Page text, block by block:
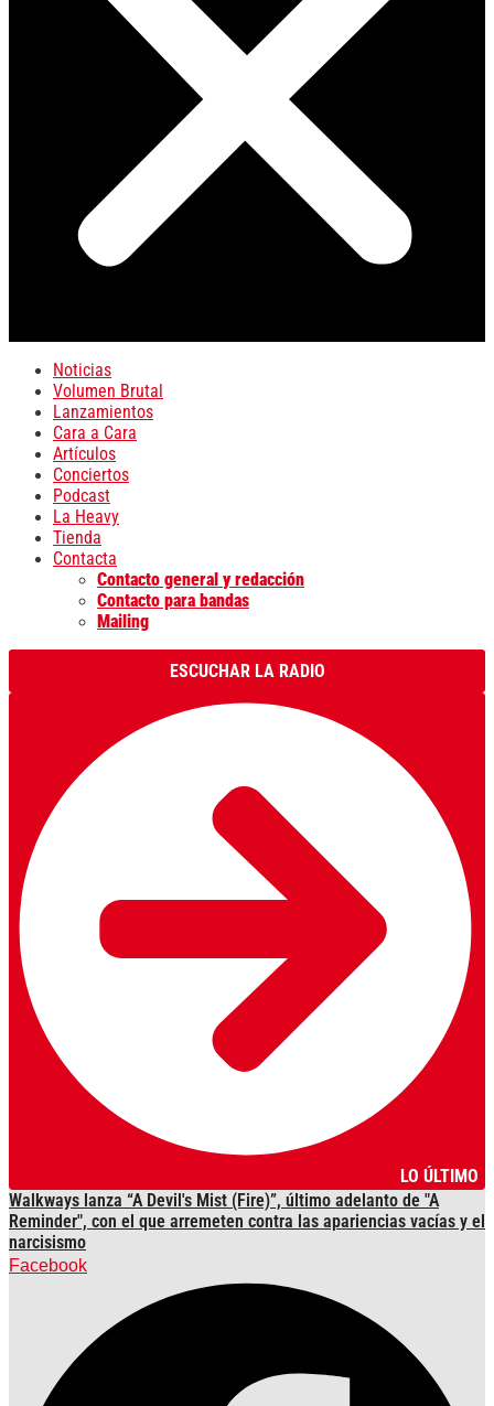
Noticias
Volumen Brutal
Lanzamientos
Cara a Cara
Artículos
Conciertos
Podcast
La Heavy
Tienda
Contacta
Contacto general y redacción
Contacto para bandas
Mailing
ESCUCHAR LA RADIO
LO ÚLTIMO
Walkways lanza “A Devil's Mist (Fire)”, último adelanto de "A
Reminder", con el que arremeten contra las apariencias vacías y el
narcisismo
Facebook